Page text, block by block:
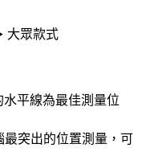
大眾款式
平線為最佳測量位
突出的位置測量，可